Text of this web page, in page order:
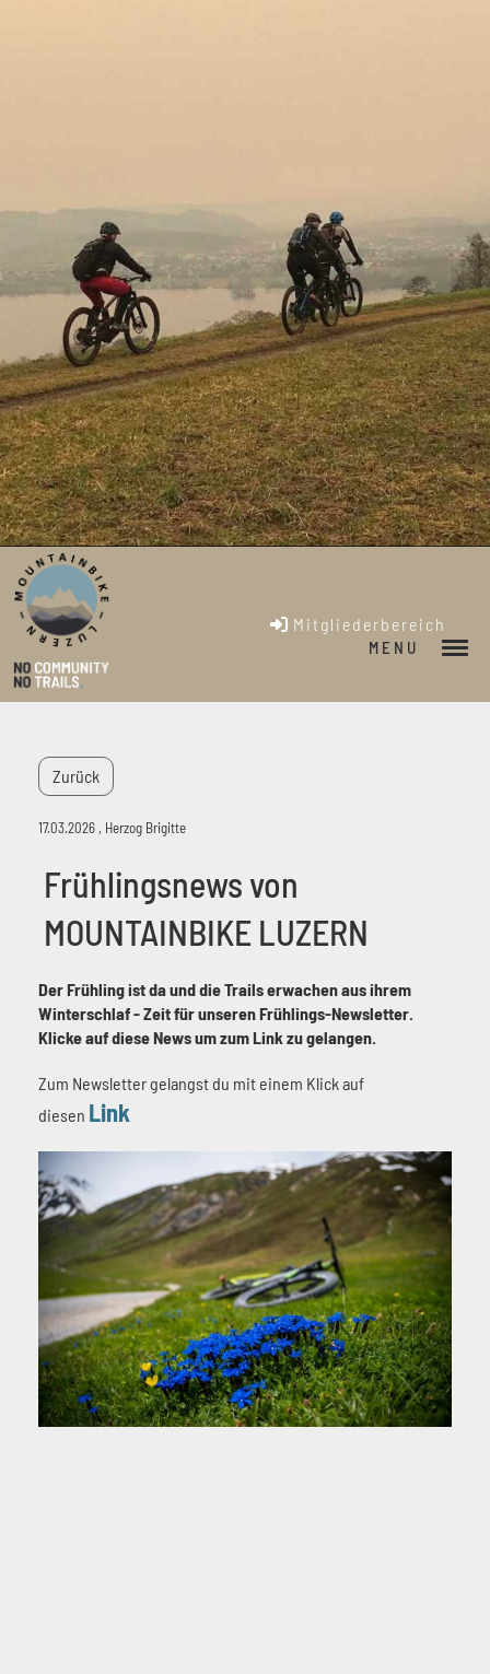
Mitgliederbereich
MENU
Zurück
17.03.2026 , Herzog Brigitte
Frühlingsnews von
MOUNTAINBIKE LUZERN
Der Frühling ist da und die Trails erwachen aus ihrem
Winterschlaf - Zeit für unseren Frühlings-Newsletter.
Klicke auf diese News um zum Link zu gelangen.
Zum Newsletter gelangst du mit einem Klick auf
diesen Link